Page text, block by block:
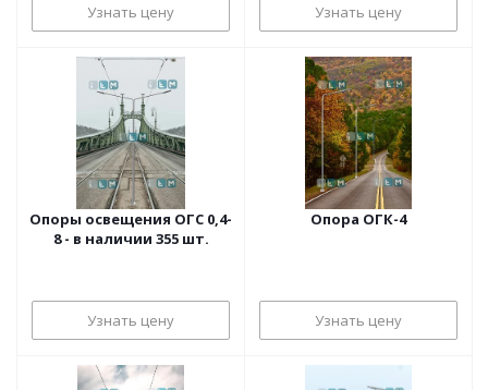
Узнать цену Узнать цену
Опоры освещения ОГС 0,4-
8 - в наличии 355 шт.
Узнать цену
Опора ОГК-4
Узнать цену